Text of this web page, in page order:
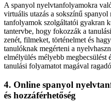
A spanyol nyelvtanfolyamokra
virtuális utazás a sokszínű
tanfolyamok szolgáltatói gyakran
tantervbe, hogy fokozzák a
zenét, filmeket, történelmet és
tanulóknak megérteni a
elmélyülés mélyebb megbecsülést
tanulási folyamatot magával
4. Online spanyol
és hozzáférhetőség